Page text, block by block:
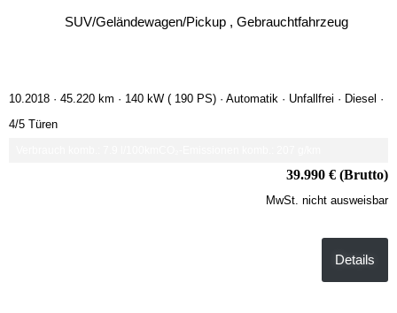
SUV/Geländewagen/Pickup , Gebrauchtfahrzeug
10.2018 · 45.220 km · 140 kW ( 190 PS) · Automatik · Unfallfrei · Diesel ·
4/5 Türen
39.990 € (Brutto)
MwSt. nicht ausweisbar
Details